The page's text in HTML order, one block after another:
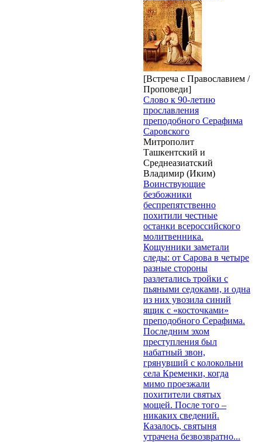
[Встреча с Православием /
Проповеди]
Слово к 90-летию
прославления
преподобного Серафима
Саровского
Митрополит
Ташкентский и
Среднеазиатский
Владимир (Иким)
Воинствующие
безбожники
беспрепятственно
похитили честные
останки всероссийского
молитвенника.
Кощунники заметали
следы: от Сарова в четыре
разные стороны
разлетались тройки с
пьяными седоками, и одна
из них увозила синий
ящик с «косточками»
преподобного Серафима.
Последним эхом
преступления был
набатный звон,
грянувший с колокольни
села Кременки, когда
мимо проезжали
похитители святых
мощей. После того –
никаких сведений.
Казалось, святыня
утрачена безвозвратно...